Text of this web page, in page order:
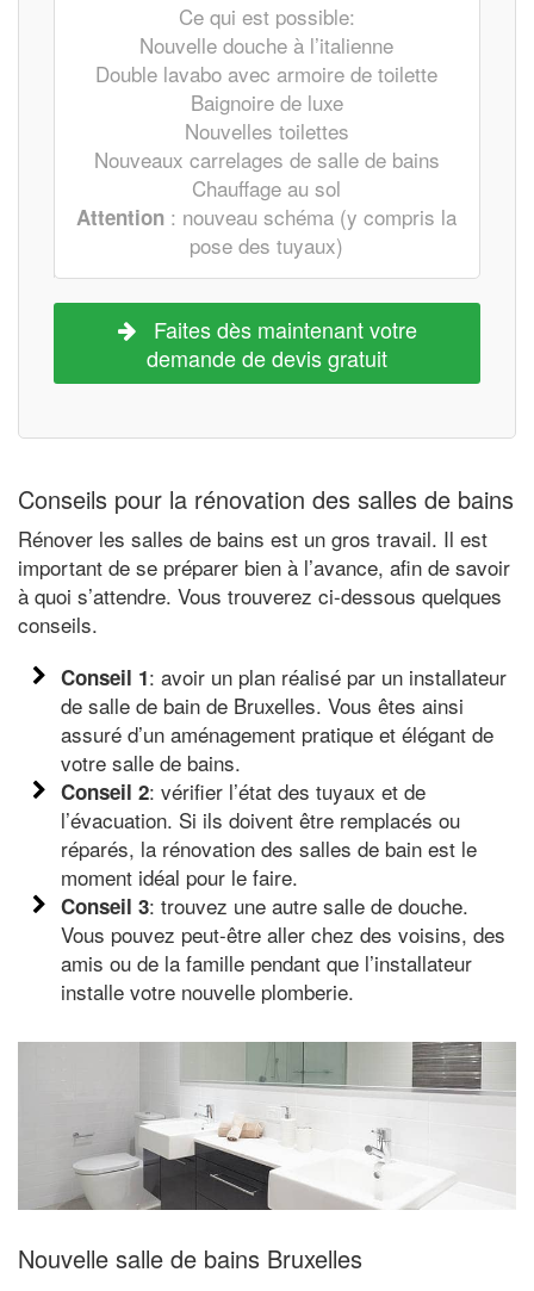
Ce qui est possible:
Nouvelle douche à l’italienne
Double lavabo avec armoire de toilette
Baignoire de luxe
Nouvelles toilettes
Nouveaux carrelages de salle de bains
Chauffage au sol
Attention : nouveau schéma (y compris la
pose des tuyaux)
Faites dès maintenant votre
demande de devis gratuit
Conseils pour la rénovation des salles de bains
Rénover les salles de bains est un gros travail. Il est
important de se préparer bien à l’avance, afin de savoir
à quoi s’attendre. Vous trouverez ci-dessous quelques
conseils.
Conseil 1: avoir un plan réalisé par un installateur
de salle de bain de Bruxelles. Vous êtes ainsi
assuré d’un aménagement pratique et élégant de
votre salle de bains.
Conseil 2: vérifier l’état des tuyaux et de
l’évacuation. Si ils doivent être remplacés ou
réparés, la rénovation des salles de bain est le
moment idéal pour le faire.
Conseil 3: trouvez une autre salle de douche.
Vous pouvez peut-être aller chez des voisins, des
amis ou de la famille pendant que l’installateur
installe votre nouvelle plomberie.
Nouvelle salle de bains Bruxelles